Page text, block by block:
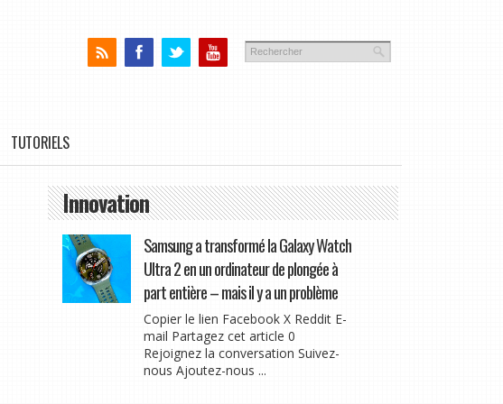
TUTORIELS
Innovation
Samsung a transformé la Galaxy Watch
Ultra 2 en un ordinateur de plongée à
part entière – mais il y a un problème
Copier le lien Facebook X Reddit E-
mail Partagez cet article 0
Rejoignez la conversation Suivez-
nous Ajoutez-nous ...